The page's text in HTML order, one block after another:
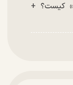
کیست؟ +